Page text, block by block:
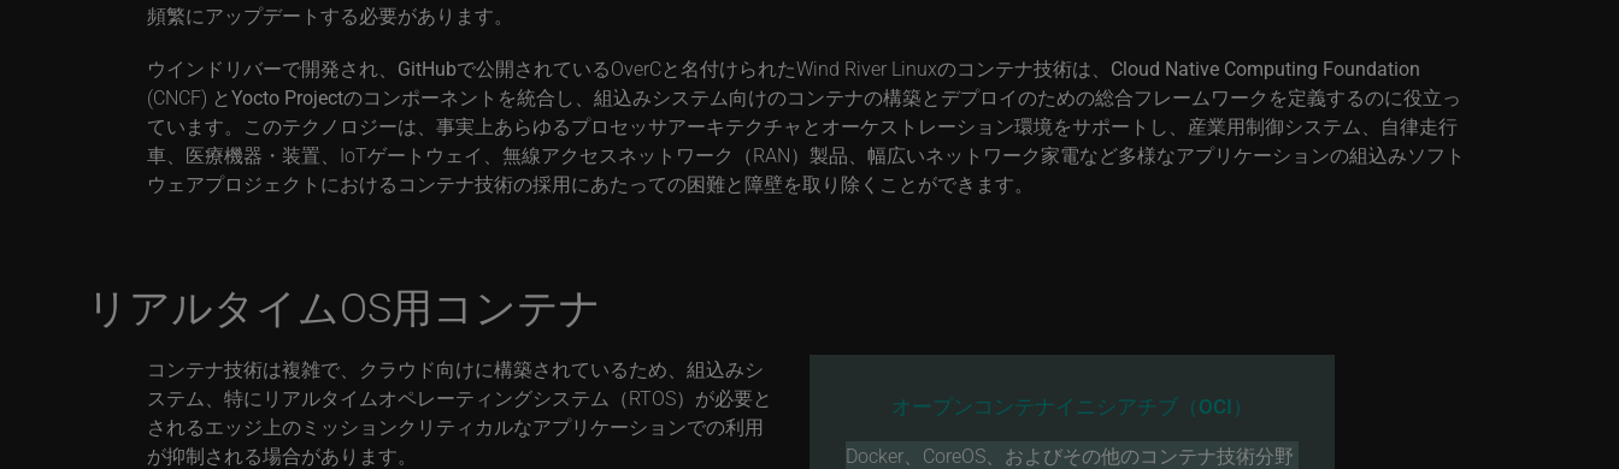
頻繁にアップデートする必要があります。
ウインドリバーで開発され、 GitHubで公開されているOverCと名付けられたWind River Linuxのコンテナ技術は、 Cloud Native Computing Foundation
(CNCF) とYocto Projectのコンポーネントを統合し、組込みシステム向けのコンテナの構築とデプロイのための総合フレームワークを定義するのに役立っ
ています。このテクノロジーは、事実上あらゆるプロセッサアーキテクチャとオーケストレーション環境をサポートし、産業用制御システム、自律走行
車、医療機器・装置、IoTゲートウェイ、無線アクセスネットワーク（RAN）製品、幅広いネットワーク家電など多様なアプリケーションの組込みソフト
ウェアプロジェクトにおけるコンテナ技術の採用にあたっての困難と障壁を取り除くことができます。
リアルタイムOS用コンテナ
コンテナ技術は複雑で、クラウド向けに構築されているため、組込みシ
ステム、特にリアルタイムオペレーティングシステム（RTOS）が必要と
されるエッジ上のミッションクリティカルなアプリケーションでの利用
が抑制される場合があります。
オープンコンテナイニシアチブ（OCI）
Docker、CoreOS、およびその他のコンテナ技術分野